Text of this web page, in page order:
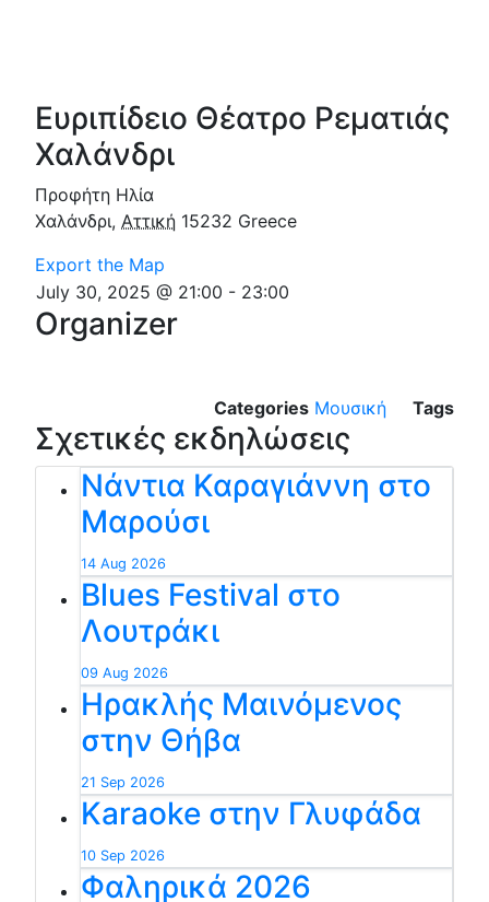
Ευριπίδειο Θέατρο Ρεματιάς
Χαλάνδρι
Προφήτη Ηλία
Χαλάνδρι, Αττική 15232 Greece
Export the Map
July 30, 2025 @ 21:00 - 23:00
Organizer
Categories Μουσική Tags
Σχετικές εκδηλώσεις
Νάντια Καραγιάννη στο
Μαρούσι
14 Aug 2026
Blues Festival στο
Λουτράκι
09 Aug 2026
Ηρακλής Μαινόμενος
στην Θήβα
21 Sep 2026
Karaoke στην Γλυφάδα
10 Sep 2026
Φαληρικά 2026